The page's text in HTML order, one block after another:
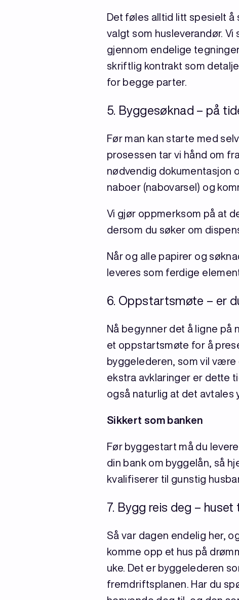
Det føles alltid litt spesielt
valgt som husleverandør.
gjennom endelige
skriftlig kontrakt som
for begge parter.
5. Byggesøknad – på
Før man kan starte med
prosessen tar vi hånd om
nødvendig dokumentasjon
naboer (nabovarsel) og
Vi gjør oppmerksom på at
dersom du søker om
Når og alle papirer og
leveres som ferdige
6. Oppstartsmøte – er
Nå begynner det å ligne på
et oppstartsmøte for å
byggelederen, som vil
ekstra avklaringer er dette
også naturlig at det avtales
Sikkert som banken
Før byggestart må du
din bank om byggelån, så
kvalifiserer til gunstig
7. Bygg reis deg –
Så var dagen endelig her,
komme opp et hus på
uke. Det er byggelederen
fremdriftsplanen. Har du